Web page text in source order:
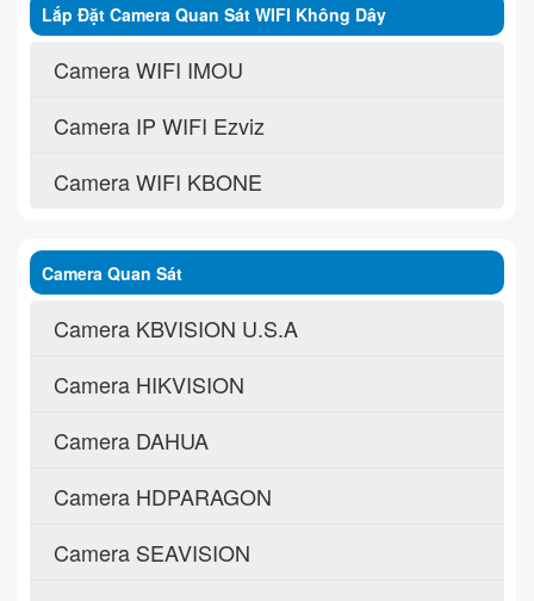
Lắp Đặt Camera Quan Sát WIFI Không Dây
Camera WIFI IMOU
Camera IP WIFI Ezviz
Camera WIFI KBONE
Camera Quan Sát
Camera KBVISION U.S.A
Camera HIKVISION
Camera DAHUA
Camera HDPARAGON
Camera SEAVISION